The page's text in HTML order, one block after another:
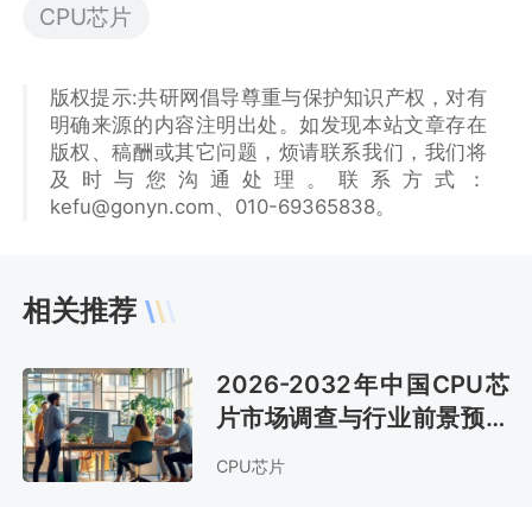
CPU芯片
版权提示:共研网倡导尊重与保护知识产权，对有
明确来源的内容注明出处。如发现本站文章存在
版权、稿酬或其它问题，烦请联系我们，我们将
及时与您沟通处理。联系方式：
kefu@gonyn.com、010-69365838。
相关推荐
2026-2032年中国CPU芯
片市场调查与行业前景预测
报告
CPU芯片